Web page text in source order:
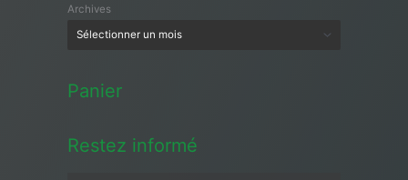
Archives
Panier
Restez informé